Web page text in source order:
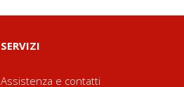
SERVIZI
Assistenza e contatti